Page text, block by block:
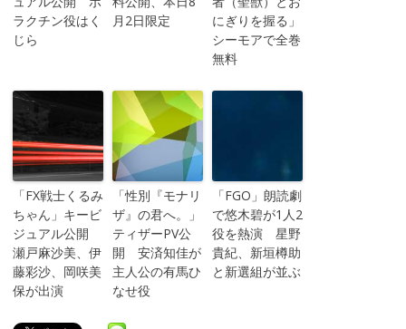
ラクチン役はく
じら
月2日限定
にぎりを握る」
シーモアで全巻
無料
「FX戦士くるみ
ちゃん」キービ
ジュアル公開
瀬戸麻沙美、伊
藤彩沙、岡咲美
保が出演
「性別『モナリ
ザ』の君へ。」
ティザーPV公
開 安済知佳が
主人公の有馬ひ
なせ役
「FGO」朗読劇
で悠木碧が1人2
役を熱演 星野
貴紀、新垣樽助
と新選組が並ぶ